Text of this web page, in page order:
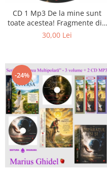
Literatura
Psihologie
Stiinta
CD 1 Mp3 De la mine sunt
toate acestea! Fragmente din
cărțile lui Marius Ghidel
30,00 Lei
-24%